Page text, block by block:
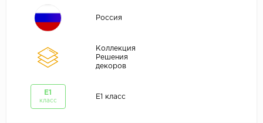
Россия
Коллекция
Решения
декоров
Е1
класс
Е1 класс